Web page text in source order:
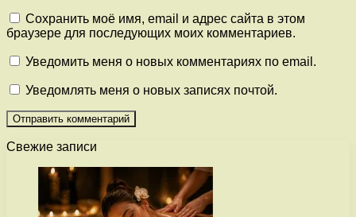
Сохранить моё имя, email и адрес сайта в этом
браузере для последующих моих комментариев.
Уведомить меня о новых комментариях по email.
Уведомлять меня о новых записях почтой.
Свежие записи